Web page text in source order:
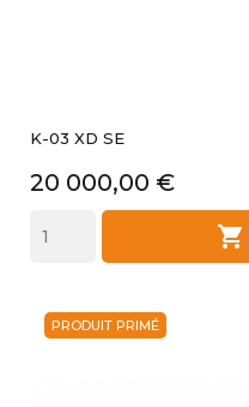
K-03 XD SE
Prix
20 000,00 €

PRODUIT PRIMÉ